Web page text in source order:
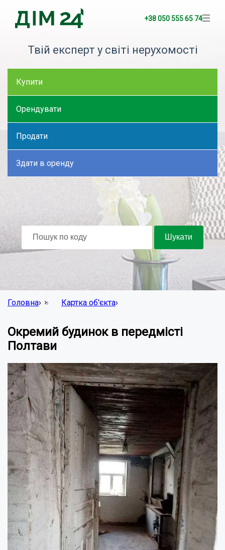
+38 050 555 65 74
Твій експерт у світі нерухомості
Купити
Орендувати
Продати
Здати в оренду
Головна› Картка об'єкта›
Окремий будинок в передмісті
Полтави